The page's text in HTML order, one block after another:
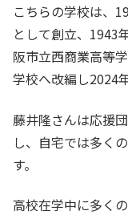
こちらの学校は、
として創立、1943
阪市立西商業高等
学校へ改編し2024
藤井隆さんは応援
し、自宅では多く
す。
高校在学中に多く